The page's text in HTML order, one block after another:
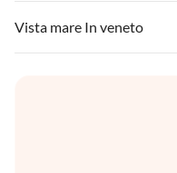
Vista mare In veneto